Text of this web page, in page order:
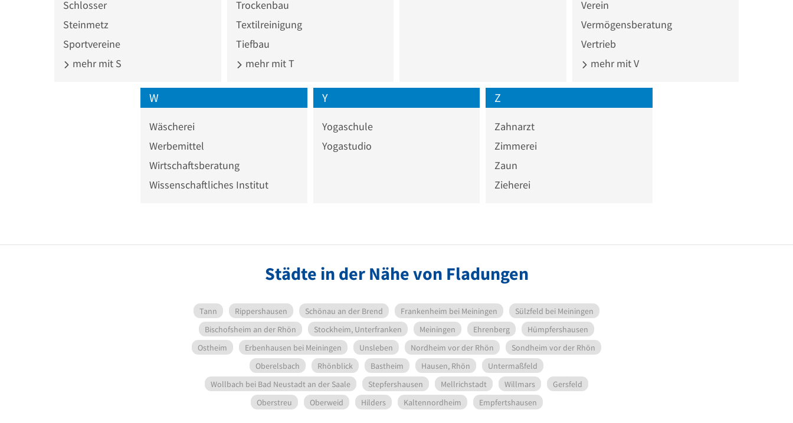
Schlosser
Steinmetz
Sportvereine
mehr mit S
Trockenbau
Textilreinigung
Tiefbau
mehr mit T
Verein
Vermögensberatung
Vertrieb
mehr mit V
W
Wäscherei
Werbemittel
Wirtschaftsberatung
Wissenschaftliches Institut
Y
Yogaschule
Yogastudio
Z
Zahnarzt
Zimmerei
Zaun
Zieherei
Städte in der Nähe von Fladungen
Tann Rippershausen Schönau an der Brend Frankenheim bei Meiningen
Sülzfeld bei Meiningen
Bischofsheim an der Rhön
Stockheim, Unterfranken Meiningen Ehrenberg
Hümpfershausen
Ostheim
Erbenhausen bei Meiningen Unsleben Nordheim vor der Rhön
Sondheim vor der Rhön
Oberelsbach
Rhönblick Bastheim Hausen, Rhön
Untermaßfeld
Wollbach bei Bad Neustadt an der Saale
Stepfershausen Mellrichstadt Willmars
Gersfeld
Oberstreu
Oberweid Hilders Kaltennordheim Empfertshausen